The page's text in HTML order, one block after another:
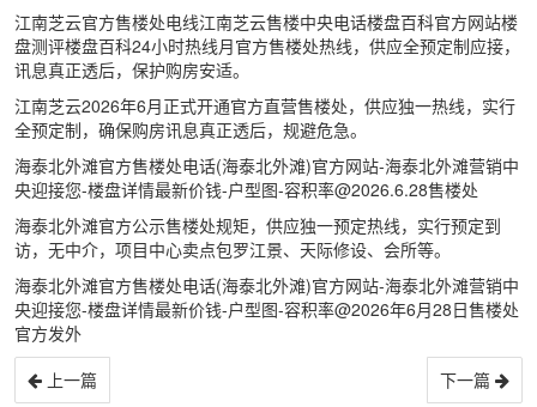
江南芝云官方售楼处电线江南芝云售楼中央电话楼盘百科官方网站楼
盘测评楼盘百科24小时热线月官方售楼处热线，供应全预定制应接，
讯息真正透后，保护购房安适。
江南芝云2026年6月正式开通官方直营售楼处，供应独一热线，实行
全预定制，确保购房讯息真正透后，规避危急。
海泰北外滩官方售楼处电话(海泰北外滩)官方网站-海泰北外滩营销中
央迎接您-楼盘详情最新价钱-户型图-容积率@2026.6.28售楼处
海泰北外滩官方公示售楼处规矩，供应独一预定热线，实行预定到
访，无中介，项目中心卖点包罗江景、天际修设、会所等。
海泰北外滩官方售楼处电话(海泰北外滩)官方网站-海泰北外滩营销中
央迎接您-楼盘详情最新价钱-户型图-容积率@2026年6月28日售楼处
官方发外
上一篇
下一篇